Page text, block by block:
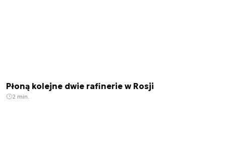
Płoną kolejne dwie rafinerie w Rosji
2 min.